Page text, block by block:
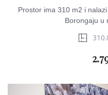
Prostor ima 310 m2 i
Borongaju u